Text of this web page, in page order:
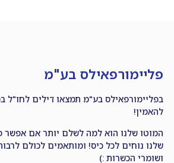
פליימורפאילס בע"מ
בפליימורפאילס בע"מ תמצאו דילים לחו"ל
להאמין!
המוטו שלנו הוא למה לשלם יותר אם אפשר
שלנו נוחים לכל כיס! ומותאמים לכולם
ושומרי הכשרות :)